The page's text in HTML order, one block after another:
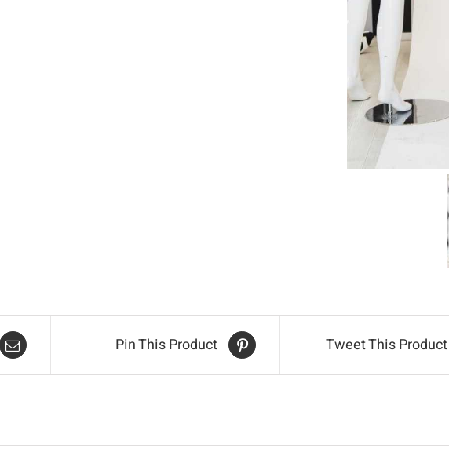
Tweet This Product
Pin This Product